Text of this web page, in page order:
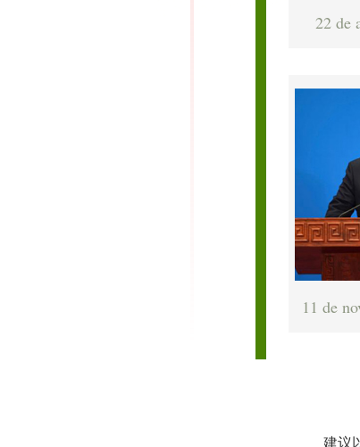
22 de
11 de
建议